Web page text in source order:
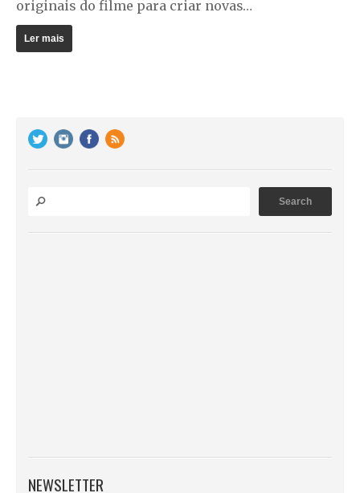
originais do filme para criar novas…
Ler mais
NEWSLETTER